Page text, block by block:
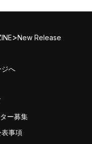
>New Release
ジへ
ー募集
事項